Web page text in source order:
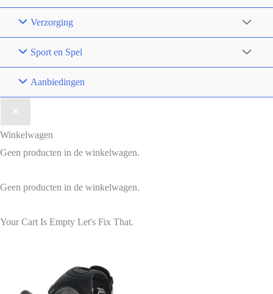
Verzorging
Sport en Spel
Aanbiedingen
Winkelwagen
Geen producten in de winkelwagen.
Geen producten in de winkelwagen.
Your Cart Is Empty Let's Fix That.